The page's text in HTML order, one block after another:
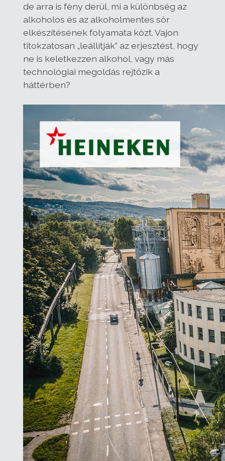
de arra is fény derül, mi a különbség az
alkoholos és az alkoholmentes sör
elkészítésének folyamata közt. Vajon
titokzatosan „leállítják” az erjesztést, hogy
ne is keletkezzen alkohol, vagy más
technológiai megoldás rejtőzik a
háttérben?